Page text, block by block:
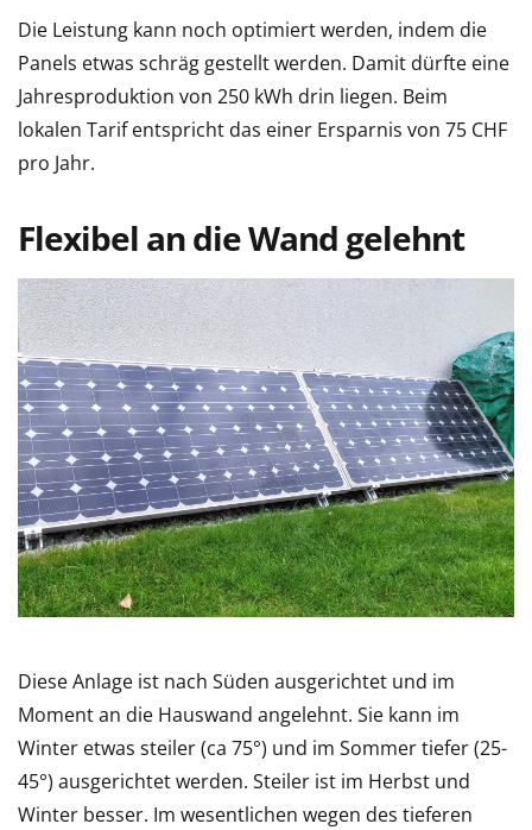
Die Leistung kann noch optimiert werden, indem die
Panels etwas schräg gestellt werden. Damit dürfte eine
Jahresproduktion von 250 kWh drin liegen. Beim
lokalen Tarif entspricht das einer Ersparnis von 75 CHF
pro Jahr.
Flexibel an die Wand gelehnt
Diese Anlage ist nach Süden ausgerichtet und im
Moment an die Hauswand angelehnt. Sie kann im
Winter etwas steiler (ca 75°) und im Sommer tiefer (25-
45°) ausgerichtet werden. Steiler ist im Herbst und
Winter besser. Im wesentlichen wegen des tieferen